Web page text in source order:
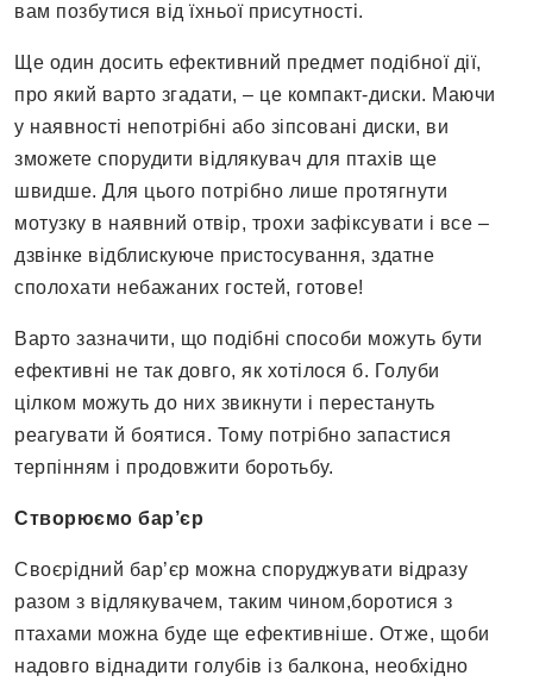
вам позбутися від їхньої присутності.
Ще один досить ефективний предмет подібної дії,
про який варто згадати, – це компакт-диски. Маючи
у наявності непотрібні або зіпсовані диски, ви
зможете спорудити відлякувач для птахів ще
швидше. Для цього потрібно лише протягнути
мотузку в наявний отвір, трохи зафіксувати і все –
дзвінке відблискуюче пристосування, здатне
сполохати небажаних гостей, готове!
Варто зазначити, що подібні способи можуть бути
ефективні не так довго, як хотілося б. Голуби
цілком можуть до них звикнути і перестануть
реагувати й боятися. Тому потрібно запастися
терпінням і продовжити боротьбу.
Створюємо бар’єр
Своєрідний бар’єр можна споруджувати відразу
разом з відлякувачем, таким чином,боротися з
птахами можна буде ще ефективніше. Отже, щоби
надовго віднадити голубів із балкона, необхідно